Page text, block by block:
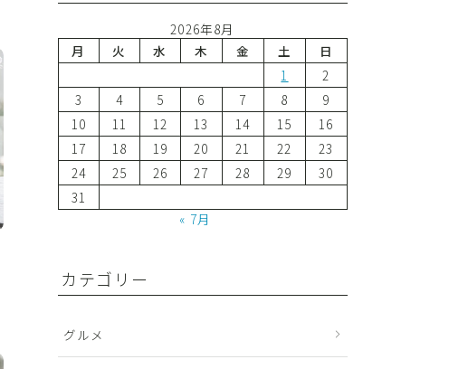
2026年8月
月
火 水 木 金 土
日
1
2
3
4 5 6 7 8
9
10
11 12 13 14 15
16
17
18 19 20 21 22
23
24
25 26 27 28 29
30
31
« 7月
カテゴリー
グルメ